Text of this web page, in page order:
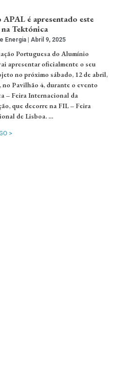
é apresentado este
Tektónica
Energia Abril 9, 2025
Portuguesa do Alumínio
apresentar oficialmente o seu
no próximo sábado, 12 de abril,
no Pavilhão 4, durante o evento
– Feira Internacional da
que decorre na FIL – Feira
de Lisboa. …
>